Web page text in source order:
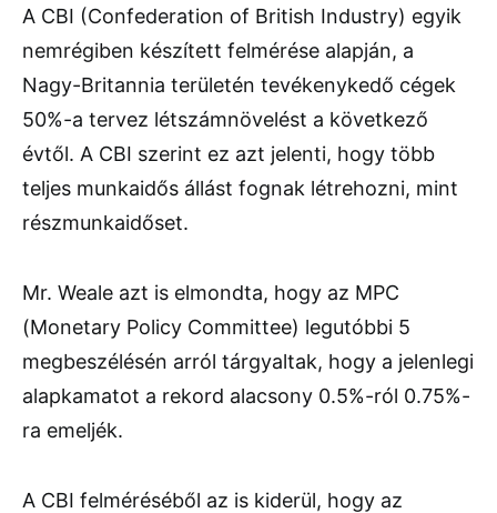
A CBI (Confederation of British Industry) egyik
nemrégiben készített felmérése alapján, a
Nagy-Britannia területén tevékenykedő cégek
50%-a tervez létszámnövelést a következő
évtől. A CBI szerint ez azt jelenti, hogy több
teljes munkaidős állást fognak létrehozni, mint
részmunkaidőset.
Mr. Weale azt is elmondta, hogy az MPC
(Monetary Policy Committee) legutóbbi 5
megbeszélésén arról tárgyaltak, hogy a jelenlegi
alapkamatot a rekord alacsony 0.5%-ról 0.75%-
ra emeljék.
A CBI felméréséből az is kiderül, hogy az